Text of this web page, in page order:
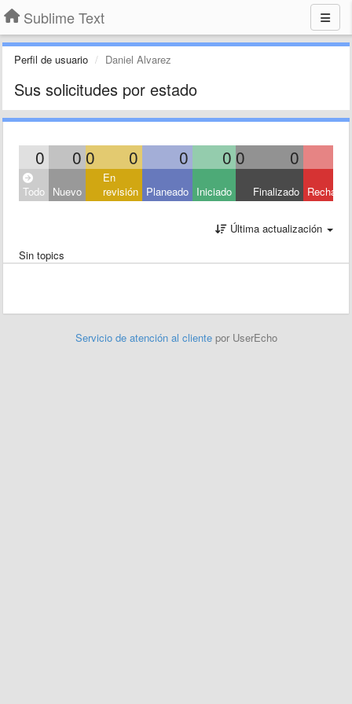
Sublime Text
Perfil de usuario Daniel Alvarez
Sus solicitudes por estado
0 0 0 0 0 0 0 0
Todo Nuevo
En
revisión Planeado Iniciado Finalizado
Última actualización
Sin topics
Servicio de atención al cliente por UserEcho